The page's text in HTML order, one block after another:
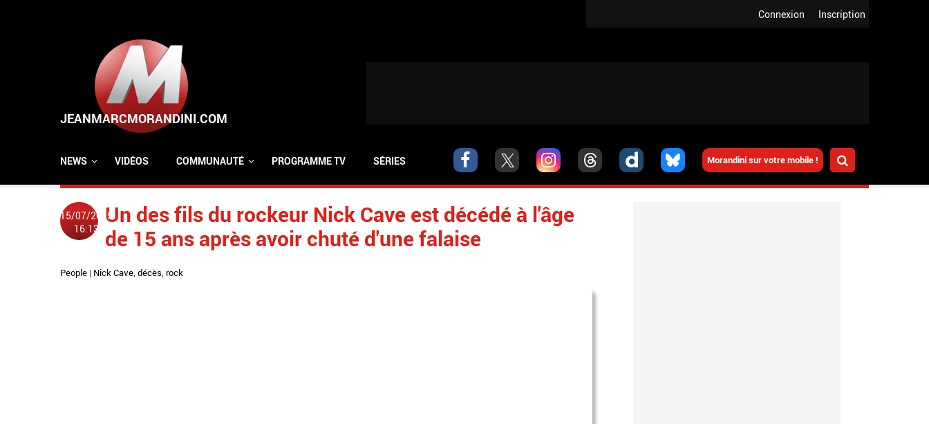
Inscription
Connexion
Morandini sur votre mobile !
NEWS VIDÉOS COMMUNAUTÉ PROGRAMME TV SÉRIES
15/07/2015
16:13
Un des fils du rockeur Nick Cave est décédé à l'âge
de 15 ans après avoir chuté d'une falaise
People | Nick Cave, décès, rock